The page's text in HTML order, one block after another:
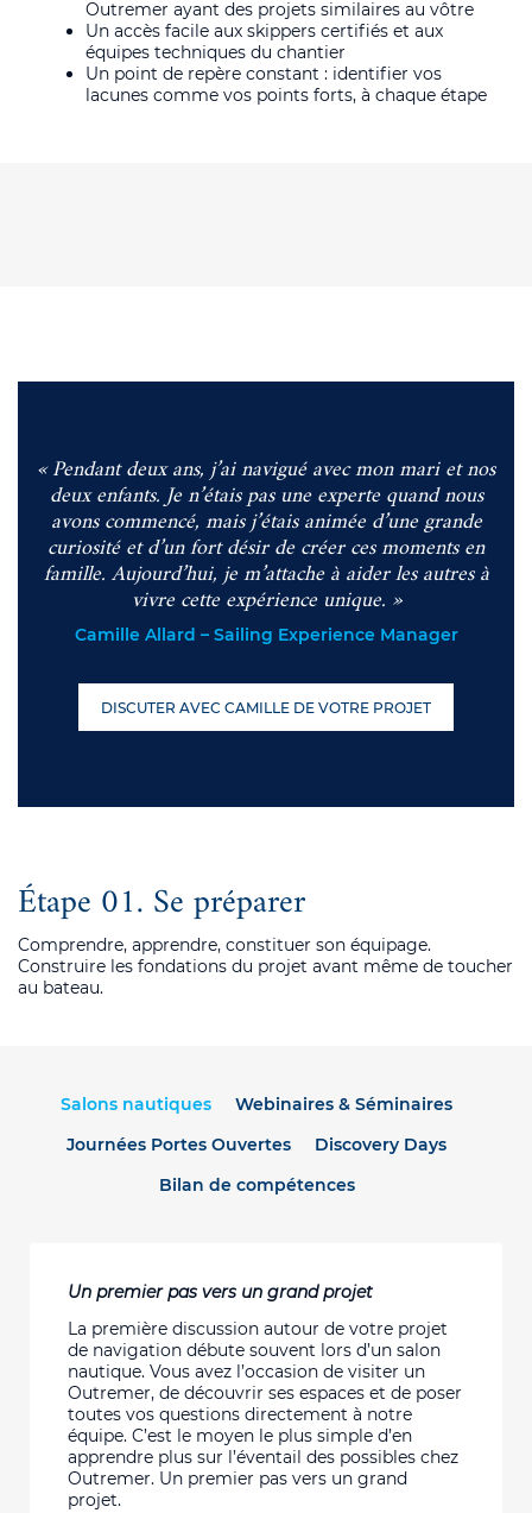
Outremer ayant des projets similaires au vôtre
Un accès facile aux skippers certifiés et aux
équipes techniques du chantier
Un point de repère constant : identifier vos
lacunes comme vos points forts, à chaque étape
« Pendant deux ans, j’ai navigué avec mon mari et nos
deux enfants. Je n’étais pas une experte quand nous
avons commencé, mais j’étais animée d’une grande
curiosité et d’un fort désir de créer ces moments en
famille. Aujourd’hui, je m’attache à aider les autres à
vivre cette expérience unique. »
Camille Allard – Sailing Experience Manager
DISCUTER AVEC CAMILLE DE VOTRE PROJET
Étape 01. Se préparer
Comprendre, apprendre, constituer son équipage.
Construire les fondations du projet avant même de toucher
au bateau.
Salons nautiques
Webinaires & Séminaires
Journées Portes Ouvertes
Discovery Days
Bilan de compétences
Un premier pas vers un grand projet
La première discussion autour de votre projet
de navigation débute souvent lors d’un salon
nautique. Vous avez l’occasion de visiter un
Outremer, de découvrir ses espaces et de poser
toutes vos questions directement à notre
équipe. C’est le moyen le plus simple d’en
apprendre plus sur l’éventail des possibles chez
Outremer. Un premier pas vers un grand
projet.